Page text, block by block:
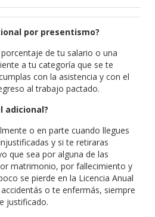
por presentismo?
de tu salario o una
a tu categoría que se te
con la asistencia y con el
al trabajo pactado.
adicional?
o en parte cuando llegues
y si te retiraras
que sea por alguna de las
matrimonio, por fallecimiento y
se pierde en la Licencia Anual
o te enfermás, siempre
justificado.